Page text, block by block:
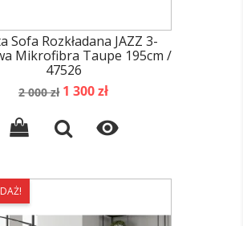
Sofa Rozkładana JAZZ 3-
Mikrofibra Taupe 195cm /
47526
Cena
2 000 zł Cena
1 300 zł
